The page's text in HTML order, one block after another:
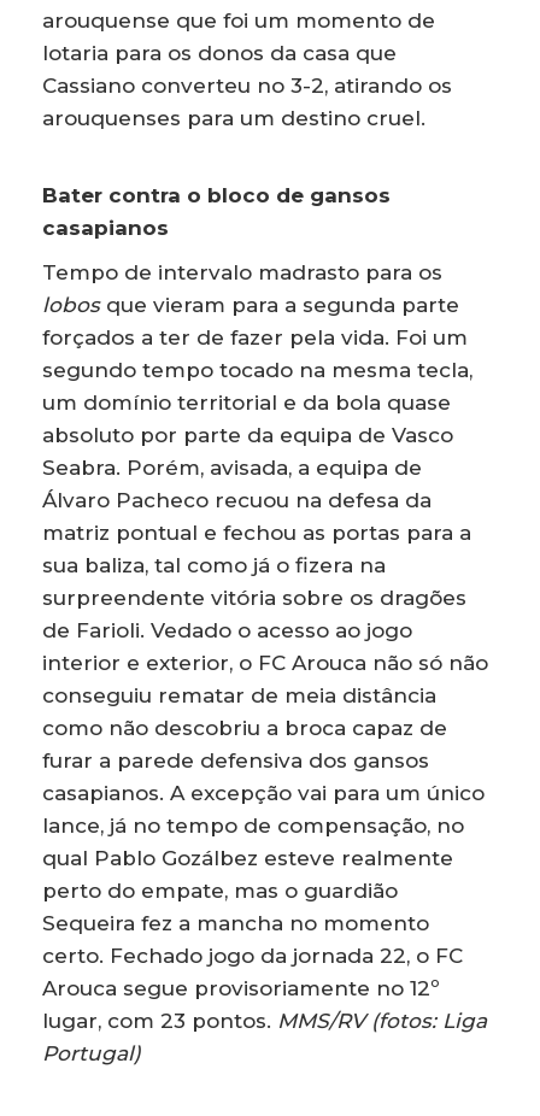
arouquense que foi um momento de
lotaria para os donos da casa que
Cassiano converteu no 3-2, atirando os
arouquenses para um destino cruel.
Bater contra o bloco de gansos
casapianos
Tempo de intervalo madrasto para os
lobos que vieram para a segunda parte
forçados a ter de fazer pela vida. Foi um
segundo tempo tocado na mesma tecla,
um domínio territorial e da bola quase
absoluto por parte da equipa de Vasco
Seabra. Porém, avisada, a equipa de
Álvaro Pacheco recuou na defesa da
matriz pontual e fechou as portas para a
sua baliza, tal como já o fizera na
surpreendente vitória sobre os dragões
de Farioli. Vedado o acesso ao jogo
interior e exterior, o FC Arouca não só não
conseguiu rematar de meia distância
como não descobriu a broca capaz de
furar a parede defensiva dos gansos
casapianos. A excepção vai para um único
lance, já no tempo de compensação, no
qual Pablo Gozálbez esteve realmente
perto do empate, mas o guardião
Sequeira fez a mancha no momento
certo. Fechado jogo da jornada 22, o FC
Arouca segue provisoriamente no 12º
lugar, com 23 pontos. MMS/RV (fotos: Liga
Portugal)